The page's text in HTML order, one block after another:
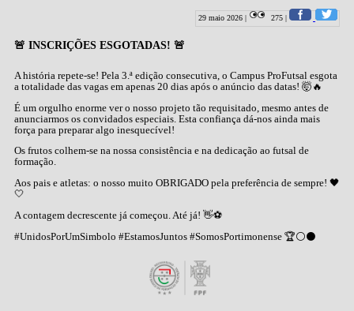
29 maio 2026 | 275 |
🚨 INSCRIÇÕES ESGOTADAS! 🚨
A história repete-se! Pela 3.ª edição consecutiva, o Campus ProFutsal esgota
a totalidade das vagas em apenas 20 dias após o anúncio das datas! 🤯🔥
É um orgulho enorme ver o nosso projeto tão requisitado, mesmo antes de
anunciarmos os convidados especiais. Esta confiança dá-nos ainda mais
força para preparar algo inesquecível!
Os frutos colhem-se na nossa consistência e na dedicação ao futsal de
formação.
Aos pais e atletas: o nosso muito OBRIGADO pela preferência de sempre! 🖤
🤍
A contagem decrescente já começou. Até já! 👋⚽
#UnidosPorUmSimbolo #EstamosJuntos #SomosPortimonense 🏆⚪⚫